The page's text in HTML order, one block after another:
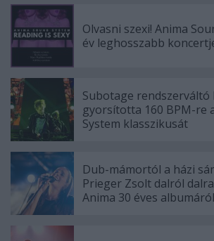
Olvasni szexi! Anima
év leghosszabb
Subotage
gyorsította 160 BPM-re
System klasszikusát
Dub-mámortól a házi
Prieger Zsolt dalról
Anima 30 éves albumáról